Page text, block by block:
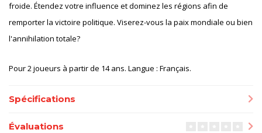
froide. Étendez votre influence et dominez les régions afin de
remporter la victoire politique. Viserez-vous la paix mondiale ou bien
l'annihilation totale?
Pour 2 joueurs à partir de 14 ans. Langue : Français.
Spécifications
Évaluations